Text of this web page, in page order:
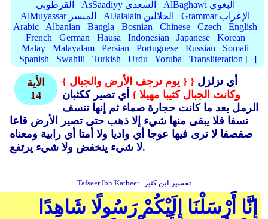
القرطوبي
AsSaadiyy السعدي
AlBaghawi البغوي
AlMuyassar الميسر
AlJalalain الجلالين
Grammar الإعراب
Arabic
Albanian Bangla Bosnian Chinese Czech
English
French
German Hausa Indonesian Japanese
Korean
Malay
Malayalam Persian Portuguese Russian
Somali
Spanish
Swahili Turkish Urdu Yoruba Transliteration [+]
الأية
14
{ يوم ترجف الأرض والجبال } أي تزلزل {
وكانت الجبال كثيبا مهيلا } أي تصير ككثبان
الرمل بعد ما كانت حجارة صماء ثم إنها تنسف
نسفا فلا يبقى منها شيء إلا ذهب حتى تصير الأرض قاعا
صفصفا لا ترى فيها عوجا أي واديا ولا أمتا أي رابية ومعناه
لا شيء ينخفض ولا شيء يرتفع.
Tafseer Ibn Katheer تفسير ابن كثير
إِنَّا أَرْسَلْنَا إِلَيْكُمْ رَسُولًا شَاهِدًا